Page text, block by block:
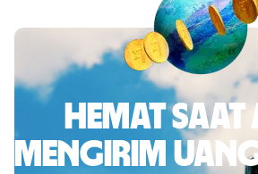
Hemat saat
mengirim